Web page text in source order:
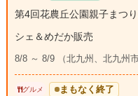
第4回花農丘公園親子まつ
シェ＆めだか販売
8/8 ～ 8/9 （北九州、北九州
グルメ まもなく終了